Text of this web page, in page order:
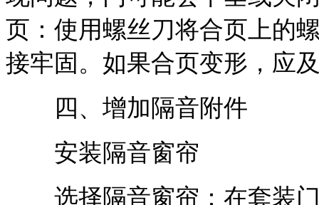
页：使用螺丝刀将合页上的
接牢固。如果合页变形，应
四、增加隔音附件
安装隔音窗帘
选择隔音窗帘：在套装门